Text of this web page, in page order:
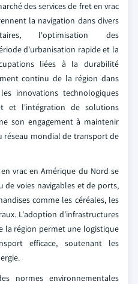
des services de fret en vrac
la navigation dans divers
l'optimisation des
d'urbanisation rapide et la
liées à la durabilité
continu de la région dans
innovations technologiques
et l'intégration de solutions
son engagement à maintenir
réseau mondial de transport de
vrac en Amérique du Nord se
de voies navigables et de ports,
comme les céréales, les
L'adoption d'infrastructures
la région permet une logistique
efficace, soutenant les
normes environnementales